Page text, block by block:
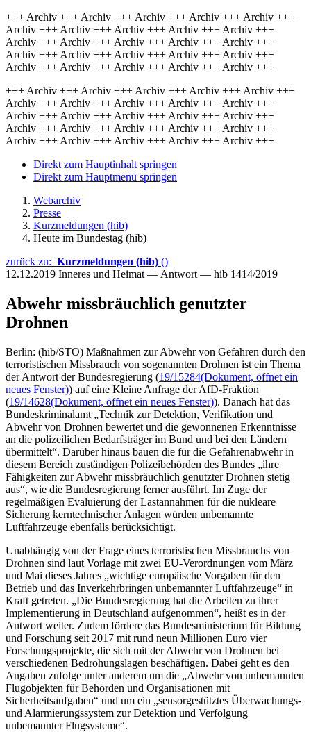
+++ Archiv +++ Archiv +++ Archiv +++ Archiv +++ Archiv +++
Archiv +++ Archiv +++ Archiv +++ Archiv +++ Archiv +++
Archiv +++ Archiv +++ Archiv +++ Archiv +++ Archiv +++
Archiv +++ Archiv +++ Archiv +++ Archiv +++ Archiv +++
Archiv +++ Archiv +++ Archiv +++ Archiv +++ Archiv +++
+++ Archiv +++ Archiv +++ Archiv +++ Archiv +++ Archiv +++
Archiv +++ Archiv +++ Archiv +++ Archiv +++ Archiv +++
Archiv +++ Archiv +++ Archiv +++ Archiv +++ Archiv +++
Archiv +++ Archiv +++ Archiv +++ Archiv +++ Archiv +++
Archiv +++ Archiv +++ Archiv +++ Archiv +++ Archiv +++
Direkt zum Hauptinhalt springen
Direkt zum Hauptmenü springen
Webarchiv
Presse
Kurzmeldungen (hib)
Heute im Bundestag (hib)
zurück zu: Kurzmeldungen (hib) ()
12.12.2019 Inneres und Heimat — Antwort — hib 1414/2019
Abwehr missbräuchlich genutzter
Drohnen
Berlin: (hib/STO) Maßnahmen zur Abwehr von Gefahren durch den
terroristischen Missbrauch von sogenannten Drohnen ist ein Thema
der Antwort der Bundesregierung (19/15284(Dokument, öffnet ein
neues Fenster)) auf eine Kleine Anfrage der AfD-Fraktion
(19/14628(Dokument, öffnet ein neues Fenster)). Danach hat das
Bundeskriminalamt „Technik zur Detektion, Verifikation und
Abwehr von Drohnen bewertet und die gewonnenen Erkenntnisse
an die polizeilichen Bedarfsträger im Bund und bei den Ländern
übermittelt“. Darüber hinaus bauen die für die Gefahrenabwehr in
diesem Bereich zuständigen Polizeibehörden des Bundes „ihre
Fähigkeiten zur Abwehr missbräuchlich genutzter Drohnen stetig
aus“, wie die Bundesregierung ferner ausführt. Im Zuge der
regelmäßigen Evaluierung der Lastannahmen für die nukleare
Sicherung kerntechnischer Anlagen würden unbemannte
Luftfahrzeuge ebenfalls berücksichtigt.
Unabhängig von der Frage eines terroristischen Missbrauchs von
Drohnen sind laut Vorlage mit zwei EU-Verordnungen vom März
und Mai dieses Jahres „wichtige europäische Vorgaben für den
Betrieb und das Inverkehrbringen unbemannter Luftfahrzeuge“ in
Kraft getreten. „Die Bundesregierung hat die Arbeiten zu ihrer
Implementierung in Deutschland aufgenommen“, heißt es in der
Antwort weiter. Zudem fördere das Bundesministerium für Bildung
und Forschung seit 2017 mit rund neun Millionen Euro vier
Forschungsprojekte, die sich mit der Abwehr von Drohnen bei
verschiedenen Bedrohungslagen beschäftigen. Dabei geht es den
Angaben zufolge unter anderem um die „Abwehr von unbemannten
Flugobjekten für Behörden und Organisationen mit
Sicherheitsaufgaben“ und um ein „sensorgestütztes Überwachungs-
und Alarmierungssystem zur Detektion und Verfolgung
unbemannter Flugsysteme“.